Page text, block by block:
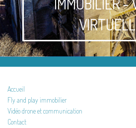
Accueil
Fly and play immobilier
Vidéo drone et communication
Contact